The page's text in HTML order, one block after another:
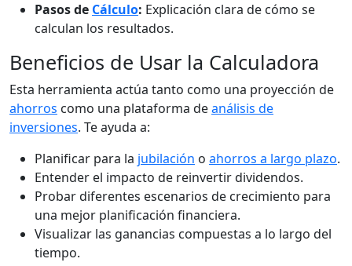
Pasos de Cálculo: Explicación clara de cómo se
calculan los resultados.
Beneficios de Usar la Calculadora
Esta herramienta actúa tanto como una proyección de
ahorros como una plataforma deanálisis de
inversiones. Te ayuda a:
Planificar para la jubilación o ahorros a largo plazo.
Entender el impacto de reinvertir dividendos.
Probar diferentes escenarios de crecimiento para
una mejor planificación financiera.
Visualizar las ganancias compuestas a lo largo del
tiempo.